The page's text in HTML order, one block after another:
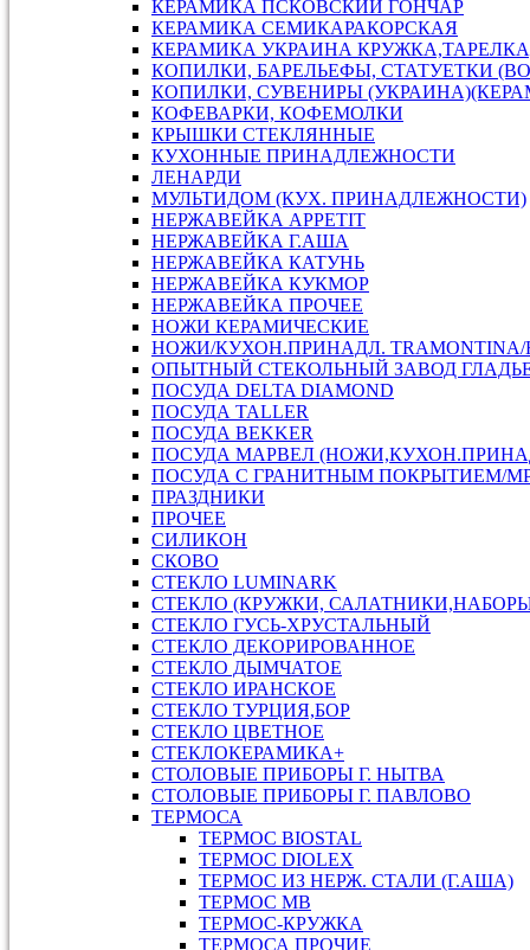
КЕРАМИКА ПСКОВСКИЙ ГОНЧАР
КЕРАМИКА СЕМИКАРАКОРСКАЯ
КЕРАМИКА УКРАИНА
КОПИЛКИ, БАРЕЛЬЕФЫ, СТАТУЕТКИ
КОПИЛКИ, СУВЕНИРЫ
КОФЕВАРКИ, КОФЕМОЛКИ
КРЫШКИ СТЕКЛЯННЫЕ
КУХОННЫЕ ПРИНАДЛЕЖНОСТИ
ЛЕНАРДИ
МУЛЬТИДОМ (КУХ. ПРИНАДЛЕЖНОСТИ)
НЕРЖАВЕЙКА APPETIT
НЕРЖАВЕЙКА Г.АША
НЕРЖАВЕЙКА КАТУНЬ
НЕРЖАВЕЙКА КУКМОР
НЕРЖАВЕЙКА ПРОЧЕЕ
НОЖИ КЕРАМИЧЕСКИЕ
НОЖИ/КУХОН.ПРИНАДЛ.
ОПЫТНЫЙ СТЕКОЛЬНЫЙ ЗАВОД
ПОСУДА DELTA DIAMOND
ПОСУДА TALLER
ПОСУДА ВEKKER
ПОСУДА МАРВЕЛ
ПОСУДА С ГРАНИТНЫМ ПОКРЫТИЕМ/
ПРАЗДНИКИ
ПРОЧЕЕ
СИЛИКОН
СКОВО
СТЕКЛО LUMINARK
СТЕКЛО (КРУЖКИ,
СТЕКЛО ГУСЬ-ХРУСТАЛЬНЫЙ
СТЕКЛО ДЕКОРИРОВАННОЕ
СТЕКЛО ДЫМЧАТОЕ
СТЕКЛО ИРАНСКОЕ
СТЕКЛО ТУРЦИЯ,БОР
СТЕКЛО ЦВЕТНОЕ
СТЕКЛОКЕРАМИКА+
СТОЛОВЫЕ ПРИБОРЫ Г. НЫТВА
СТОЛОВЫЕ ПРИБОРЫ Г. ПАВЛОВО
ТЕРМОСА
ТЕРМОС BIOSTAL
ТЕРМОС DIOLEX
ТЕРМОС ИЗ НЕРЖ. СТАЛИ (Г.АША)
ТЕРМОС МВ
ТЕРМОС-КРУЖКА
ТЕРМОСА ПРОЧИЕ